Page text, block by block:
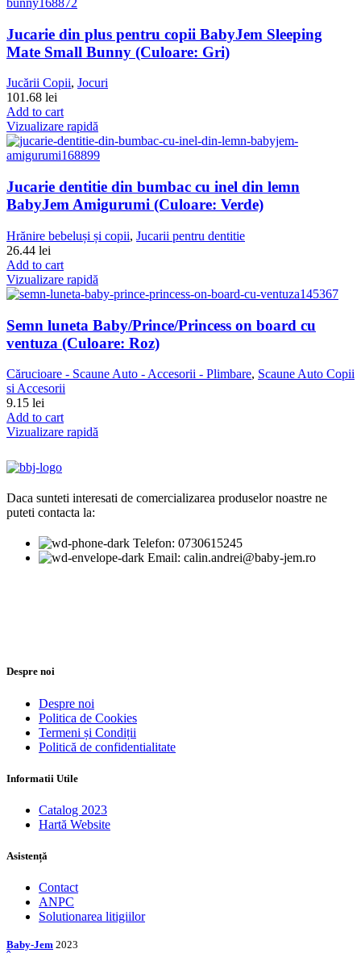
Jucarie din plus pentru copii BabyJem Sleeping
Mate Small Bunny (Culoare: Gri)
Jucării Copii, Jocuri
101.68 lei
Add to cart
Vizualizare rapidă
Jucarie dentitie din bumbac cu inel din lemn
BabyJem Amigurumi (Culoare: Verde)
Hrănire bebeluși și copii, Jucarii pentru dentitie
26.44 lei
Add to cart
Vizualizare rapidă
Semn luneta Baby/Prince/Princess on board cu
ventuza (Culoare: Roz)
Cărucioare - Scaune Auto - Accesorii - Plimbare, Scaune Auto Copii
si Accesorii
9.15 lei
Add to cart
Vizualizare rapidă
Daca sunteti interesati de comercializarea produselor noastre ne
puteti contacta la:
Telefon: 0730615245
Email: calin.andrei@baby-jem.ro
Despre noi
Despre noi
Politica de Cookies
Termeni și Condiții
Politică de confidentialitate
Informatii Utile
Catalog 2023
Hartă Website
Asistență
Contact
ANPC
Solutionarea litigiilor
Baby-Jem 2023